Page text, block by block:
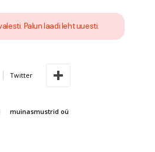
Palun laadi leht uuesti.
Twitter
muinasmustrid oü